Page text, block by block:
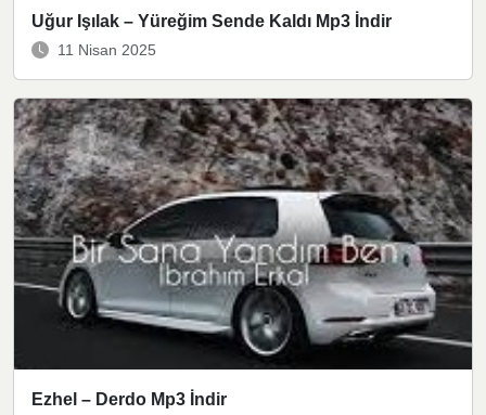
Uğur Işılak – Yüreğim Sende Kaldı Mp3 İndir
11 Nisan 2025
Ezhel – Derdo Mp3 İndir